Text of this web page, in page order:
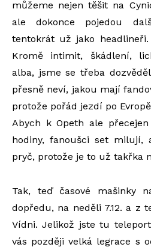
můžeme nejen těšit na
ale dokonce pojedou
tentokrát už jako
Kromě intimit, škádlení,
alba, jsme se třeba
přesně neví, jakou mají
protože pořád jezdí po
Abych k Opeth ale
hodiny, fanoušci set milují,
pryč, protože je to už takřka
Tak, teď časové mašinky
dopředu, na neděli 7.12. a z
Vídni. Jelikož jste tu
vás později velká legrace s